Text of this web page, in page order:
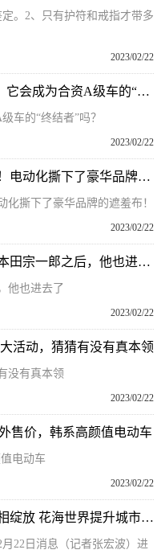
。2、只有护符和戒指才带多
2023/02/22
每日速讯：长安逸达预售8.99万，它会成为合资A级车的“终结者”吗？
车的“终结者”吗？
2023/02/22
车主细数凯迪拉克锐歌21大问题！电动化撕下了豪华品牌的遮羞布！
化撕下了豪华品牌的遮羞布！
2023/02/22
当前视点！入选美国名人堂，继本田宗一郎之后，他也进去了
他也进去了
2023/02/22
活动，猜猜有没有真本领
没有真本领
2023/02/22
售价，韩系高颜值电动车
电动车
2023/02/22
天天最新：乐东：风铃木花等争相绽放 花海世界提升城市品质
22日消息（记者张宏波）进